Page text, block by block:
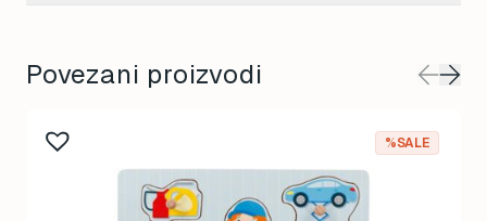
Povezani proizvodi
%SALE